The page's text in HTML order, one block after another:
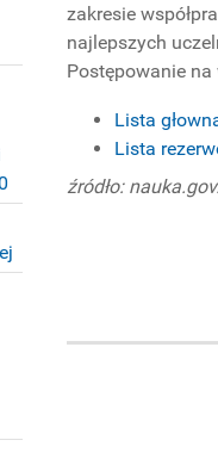
zakresie
najlepszych
Postępowanie
Lista
Lista
źródło: